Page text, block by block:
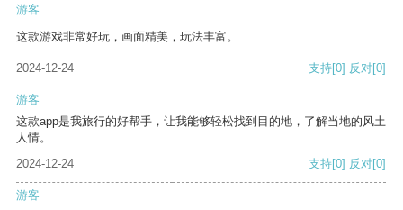
游客
这款游戏非常好玩，画面精美，玩法丰富。
2024-12-24 支持[0] 反对[0]
游客
这款app是我旅行的好帮手，让我能够轻松找到目的地，了解当地的风土
人情。
2024-12-24
支持[0] 反对[0]
游客